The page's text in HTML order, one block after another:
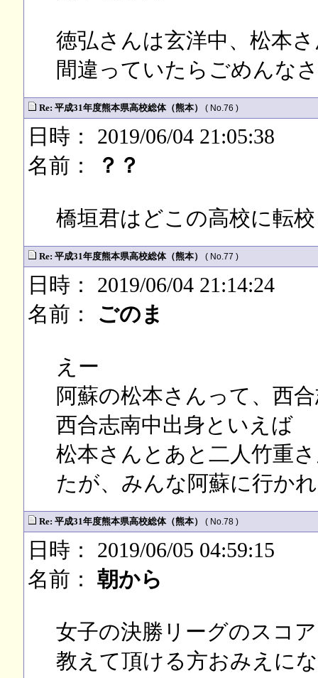
徳弘さんは玄洋中、松本
間違っていたらごめんな
Re: 平成31年度熊本県高校総体（熊本） ( No.76 )
日時： 2019/06/04 21:05:38
名前：
？？
橋垣君はどこの高校に転
Re: 平成31年度熊本県高校総体（熊本） ( No.77 )
日時： 2019/06/04 21:14:24
名前：
ごのま
えー
阿蘇の松本さんって、西
西合志南中出身といえば
松本さんとあと二人竹重
たが、みんな阿蘇に行か
Re: 平成31年度熊本県高校総体（熊本） ( No.78 )
日時： 2019/06/05 04:59:15
名前： 朝から
女子の決勝リーグのスコア
教えて頂ける方おみえに